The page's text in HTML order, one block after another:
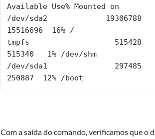
Available Use% Mounted on
/dev/sda2             19306788
15516696  16% /
tmpfs                   515428
515340   1% /dev/shm
/dev/sda1               297485
250887  12% /boot
Com a saída do comando, verificamos que o